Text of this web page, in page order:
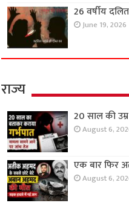
26 वर्षीय
June 19, 2026
राज्य
20 साल की
August 6,
एक बार फिर
August 6,